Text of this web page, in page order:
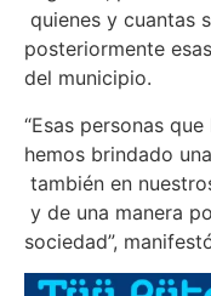
quienes y cuantas
posteriormente
del municipio.
“Esas personas
hemos brindado
también en
y de una manera
sociedad”,